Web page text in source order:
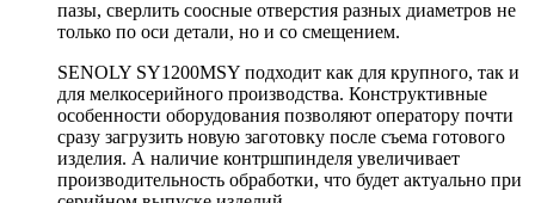
пазы, сверлить соосные отверстия разных диаметров не
только по оси детали, но и со смещением.
SENOLY SY1200MSY подходит как для крупного, так и
для мелкосерийного производства. Конструктивные
особенности оборудования позволяют оператору почти
сразу загрузить новую заготовку после съема готового
изделия. А наличие контршпинделя увеличивает
производительность обработки, что будет актуально при